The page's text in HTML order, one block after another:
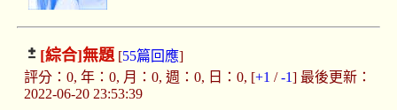
[綜合]無題[55篇回應]
評分：0, 年：0, 月：0, 週：0, 日：0, [+1 /-1] 最後更新：
2022-06-20 23:53:39